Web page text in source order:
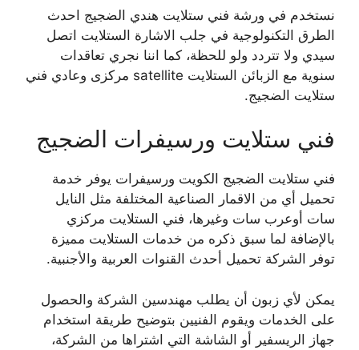
نستخدم في ورشة فني ستلايت هندي الضجيج احدث
الطرق التكنولوجية في جلب الاشارة الستلايت اتصل
سيدي ولا تتردد ولو للحظة، كما اننا نجري تعاقدات
سنوية مع الزبائن الستلايت satellite مركزى وعادي فني
ستلايت الضجيج.
فني ستلايت ورسيفرات الضجيج
فني ستلايت الضجيج الكويت ورسيفرات يوفر خدمة
تحميل أي من الاقمار الصناعية المختلفة مثل النايل
سات أوعرب سات وغيرها، فني الستلايت مركزي
بالإضافة لما سبق ذكره من خدمات الستلايت مميزة
توفر الشركة تحميل أحدث القنوات العربية والأجنبية.
يمكن لأي زبون أن يطلب مهندسين الشركة والحصول
على الخدمات ويقوم الفنيين بتوضيح طريقة استخدام
جهاز الريسفير أو الشاشة التي اشتراها من الشركة،